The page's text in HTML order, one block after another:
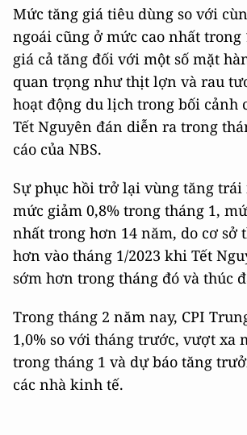
Mức tăng giá tiêu dùng so với
ngoái cũng ở mức cao nhất trong
giá cả tăng đối với một số mặt
quan trọng như thịt lợn và rau
hoạt động du lịch trong bối cảnh
Tết Nguyên đán diễn ra trong
cáo của NBS.
Sự phục hồi trở lại vùng tăng trái
mức giảm 0,8% trong tháng 1,
nhất trong hơn 14 năm, do cơ sở
hơn vào tháng 1/2023 khi Tết
sớm hơn trong tháng đó và thúc
Trong tháng 2 năm nay, CPI
1,0% so với tháng trước, vượt xa
trong tháng 1 và dự báo tăng
các nhà kinh tế.